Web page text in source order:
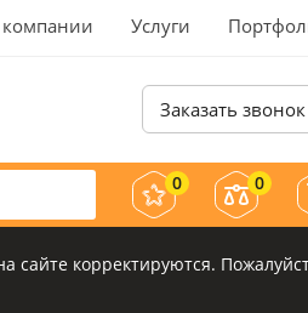
Услуги
Заказать звонок
0 0
корректируются.